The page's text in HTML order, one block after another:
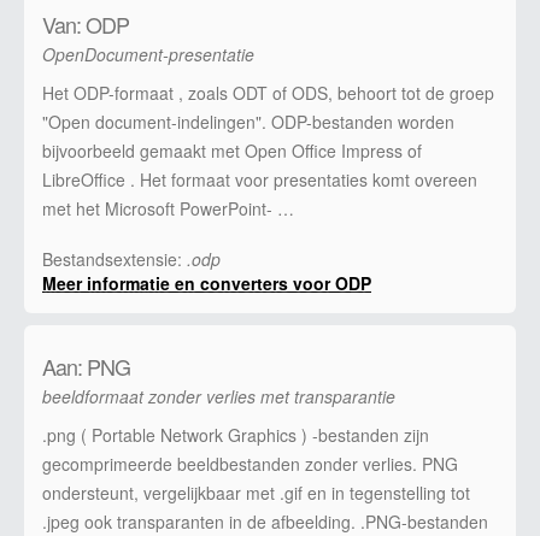
Van: ODP
OpenDocument-presentatie
Het ODP-formaat , zoals ODT of ODS, behoort tot de groep
"Open document-indelingen". ODP-bestanden worden
bijvoorbeeld gemaakt met Open Office Impress of
LibreOffice . Het formaat voor presentaties komt overeen
met het Microsoft PowerPoint- …
Bestandsextensie: .odp
Meer informatie en converters voor ODP
Aan: PNG
beeldformaat zonder verlies met transparantie
.png ( Portable Network Graphics ) -bestanden zijn
gecomprimeerde beeldbestanden zonder verlies. PNG
ondersteunt, vergelijkbaar met .gif en in tegenstelling tot
.jpeg ook transparanten in de afbeelding. .PNG-bestanden